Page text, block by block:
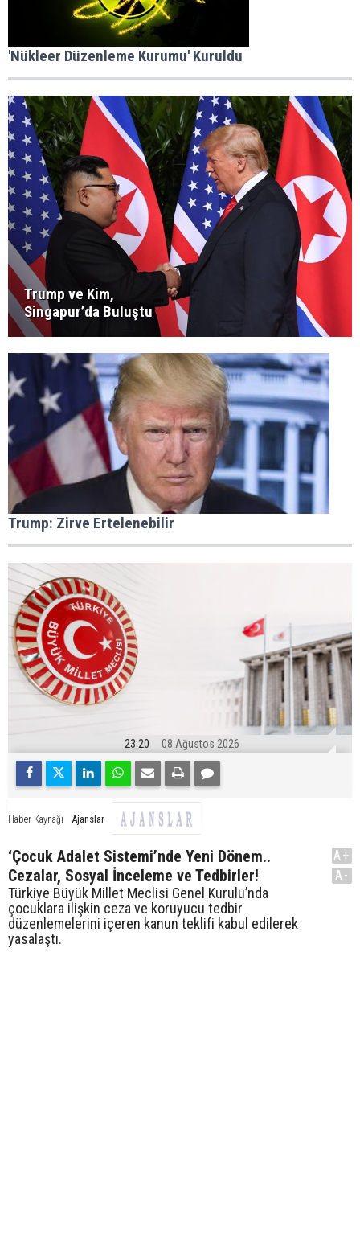
'Nükleer Düzenleme Kurumu' Kuruldu
Trump ve Kim,
Singapur’da Buluştu
Trump: Zirve Ertelenebilir
23:20 08 Ağustos 2026
Haber Kaynağı Ajanslar
‘Çocuk Adalet Sistemi’nde Yeni Dönem..
Cezalar, Sosyal İnceleme ve Tedbirler!
Türkiye Büyük Millet Meclisi Genel Kurulu’nda
çocuklara ilişkin ceza ve koruyucu tedbir
düzenlemelerini içeren kanun teklifi kabul edilerek
yasalaştı.
A+
A-